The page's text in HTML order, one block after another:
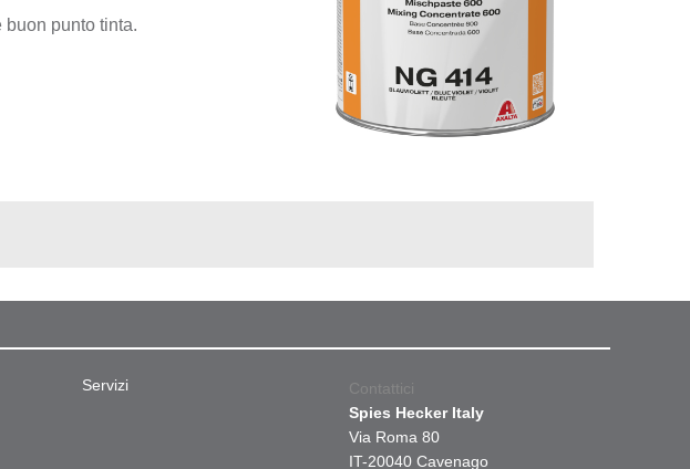
buon punto tinta.
Servizi
Contattici
Spies Hecker Italy
Via Roma 80
IT-20040 Cavenago